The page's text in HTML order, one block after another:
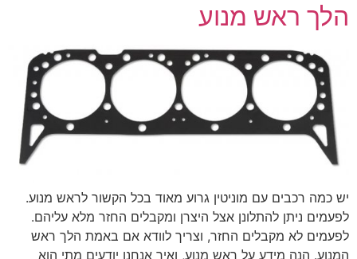
הלך ראש מנוע
יש כמה רכבים עם מוניטין גרוע מאוד בכל הקשור לראש מנוע.
לפעמים ניתן להתלונן אצל היצרן ומקבלים החזר מלא עליהם.
לפעמים לא מקבלים החזר, וצריך לוודא אם באמת הלך ראש
המנוע. הנה מידע על ראש מנוע, ואיך אנחנו יודעים מתי הוא